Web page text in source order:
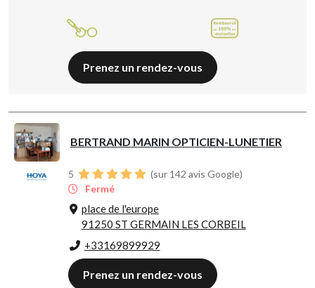
Prenez un rendez-vous
BERTRAND MARIN OPTICIEN-LUNETIER
5
(sur 142 avis Google)
Fermé
place de l'europe
91250 ST GERMAIN LES CORBEIL
+33169899929
Prenez un rendez-vous